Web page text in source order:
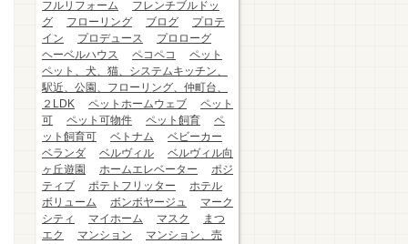
フルリフォーム
フレンチブルドッ
グ
フローリング ブログ
プロテ
イン
プロデュース
プロローグ
ヘーベルハウス
ペコペコ
ペット
ペット、犬、猫、システムキッチン、
駅近、公園、フローリング、仲町台、
２LDK
ペットホームウェブ
ペット
可
ペット可物件 ペット飼育
ペ
ット飼育可
ベトナム
ベビーカー
ベランダ
ベルヴィル
ベルヴィル向
ヶ丘遊園
ホームエレベーター
ポジ
ティブ
ポテトフリッター
ホテル
ボリューム
ボンボヤージュ
マーク
シティ
マイホーム マスク
まつ
エク
マンション
マンション、売